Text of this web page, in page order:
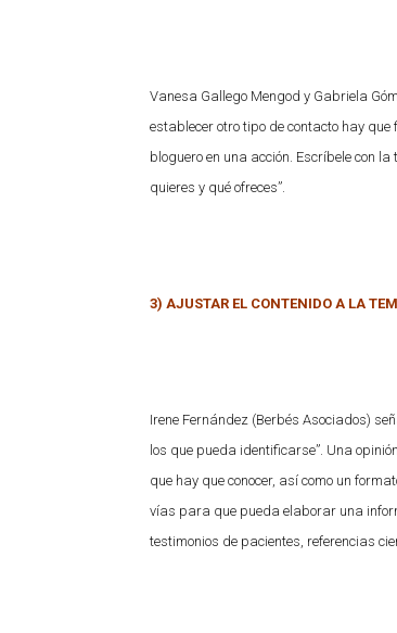
Vanesa Gallego Mengod y Gabriela
establecer otro tipo de contacto hay
bloguero en una acción. Escríbele con
quieres y qué ofreces”.
3) AJUSTAR EL CONTENIDO A LA
Irene Fernández (Berbés Asociados)
los que pueda identificarse”. Una
que hay que conocer, así como un
vías para que pueda elaborar una
testimonios de pacientes, referencias